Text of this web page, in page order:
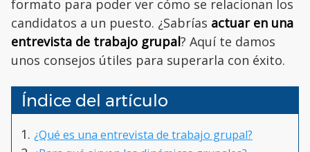
formato para poder ver cómo se relacionan los
candidatos a un puesto. ¿Sabrías actuar en una
entrevista de trabajo grupal? Aquí te damos
unos consejos útiles para superarla con éxito.
Índice del artículo
¿Qué es una entrevista de trabajo grupal?